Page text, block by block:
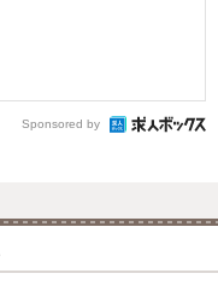
Sponsored by